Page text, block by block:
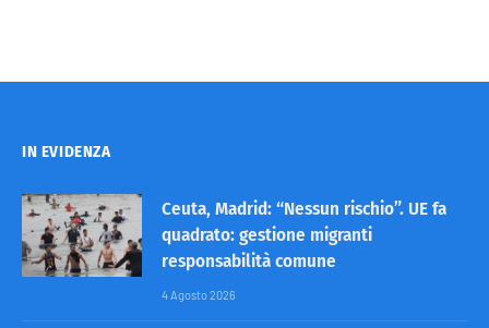
IN EVIDENZA
Ceuta, Madrid: “Nessun rischio”. UE fa
quadrato: gestione migranti
responsabilità comune
4 Agosto 2026